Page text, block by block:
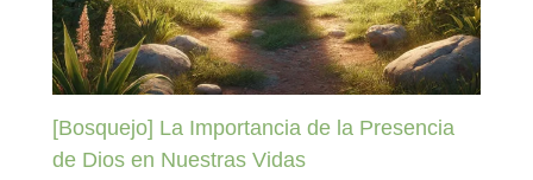
[Bosquejo] La Importancia de la Presencia
de Dios en Nuestras Vidas